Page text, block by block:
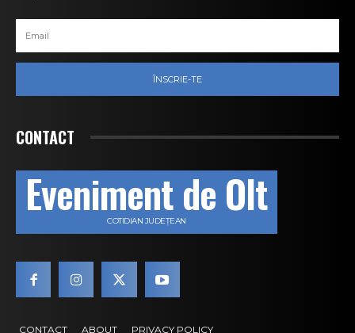
ÎNSCRIE-TE
CONTACT
Eveniment de Olt
COTIDIAN JUDEȚEAN
CONTACT ABOUT PRIVACY POLICY